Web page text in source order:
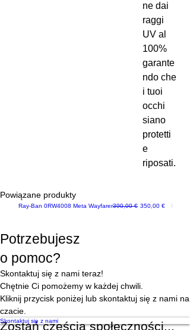
ne dai
raggi
UV al
100%
garante
ndo che
i tuoi
occhi
siano
protetti
e
riposati.
Powiązane produkty
Ray-Ban 0RW4008 Meta WayfarerRegularna cena
390,00 € Cena rabatowa
350,00 € Ray-
Potrzebujesz
o pomoc?
Skontaktuj się z nami teraz!
Chętnie Ci pomożemy w każdej chwili.
Kliknij przycisk poniżej lub skontaktuj się z nami na
czacie.
Skontaktuj się z nami
Zostań częścią społeczności...